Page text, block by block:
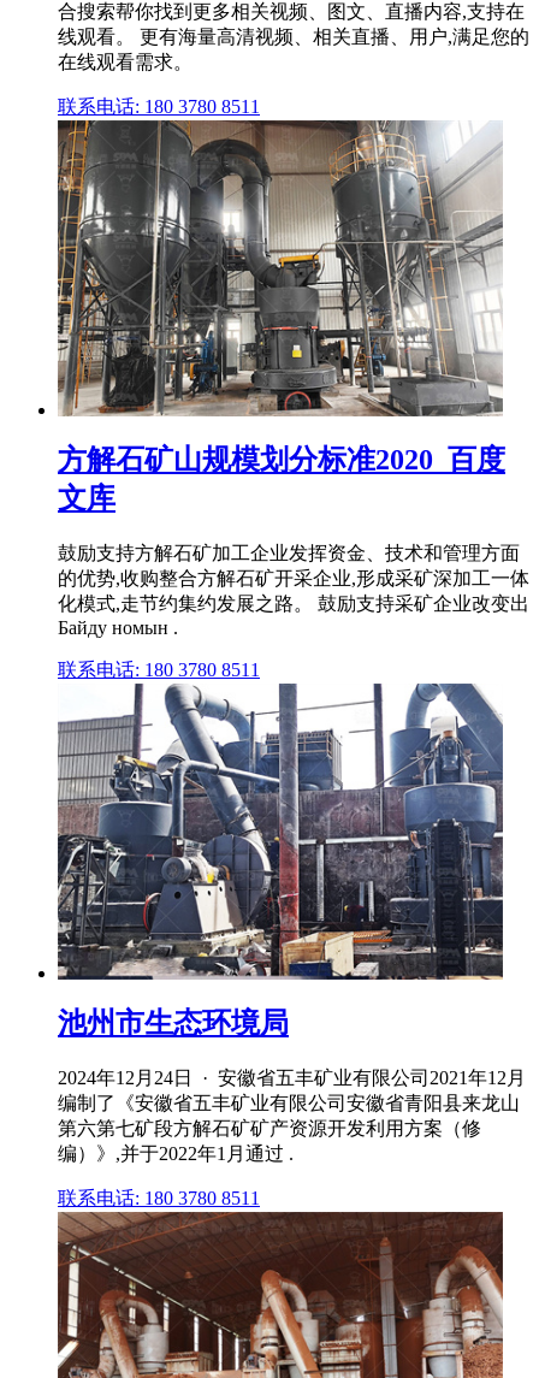
合搜索帮你找到更多相关视频、图文、直播内容,支持在
线观看。 更有海量高清视频、相关直播、用户,满足您的
在线观看需求。
联系电话: 180 3780 8511
方解石矿山规模划分标准2020_百度
文库
鼓励支持方解石矿加工企业发挥资金、技术和管理方面
的优势,收购整合方解石矿开采企业,形成采矿深加工一体
化模式,走节约集约发展之路。 鼓励支持采矿企业改变出
Байду номын .
联系电话: 180 3780 8511
池州市生态环境局
2024年12月24日 · 安徽省五丰矿业有限公司2021年12月
编制了《安徽省五丰矿业有限公司安徽省青阳县来龙山
第六第七矿段方解石矿矿产资源开发利用方案（修
编）》,并于2022年1月通过 .
联系电话: 180 3780 8511